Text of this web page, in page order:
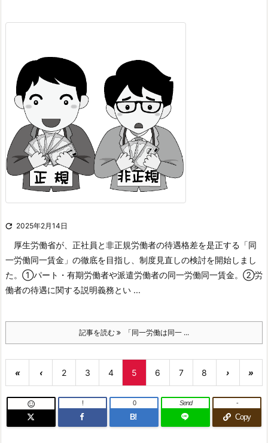
 2025年2月14日
厚生労働省が、正社員と非正規労働者の待遇格差を是正する「同
一労働同一賃金」の徹底を目指し、制度見直しの検討を開始しまし
た。 ①パート・有期労働者や派遣労働者の同一労働同一賃金。 ②労
働者の待遇に関する説明義務とい ...
記事を読む 「同一労働は同一 ...
« ‹ 2 3 4 5 6 7 8 › »
 !
B!
0 Send
Copy
-